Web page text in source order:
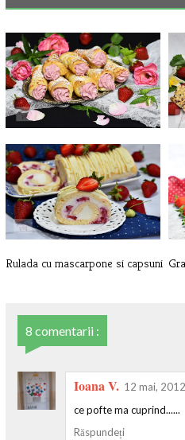
Rulouri cu capsuni
Rulada cu mascarpone si capsuni
8 comentarii :
Ioana V. 12 mai,
ce pofte ma cuprind......
Răspundeți